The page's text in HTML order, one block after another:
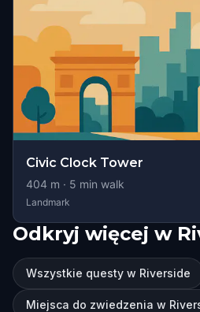
Civic Clock Tower
404 m · 5 min walk
Landmark
Odkryj więcej w
Wszystkie questy w Riverside
Miejsca do zwiedzenia w